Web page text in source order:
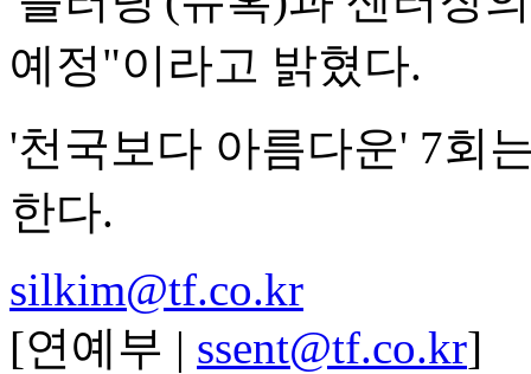
예정"이라고 밝혔다.
'천국보다 아름다운' 7회
한다.
silkim@tf.co.kr
[연예부 | ssent@tf.co.kr]